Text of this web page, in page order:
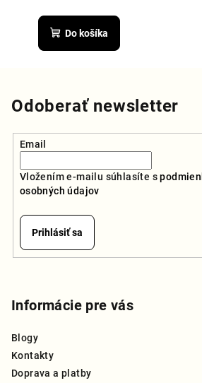
hodnotenie
produktu
hviezdičiek.
Do košíka
Odoberať newsletter
Email
Vložením e-mailu súhlasíte s
osobných údajov
Prihlásiť sa
Informácie pre vás
Blogy
Kontakty
Doprava a platby